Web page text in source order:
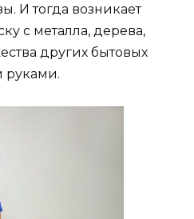
И тогда возникает
с металла, дерева,
других бытовых
руками.